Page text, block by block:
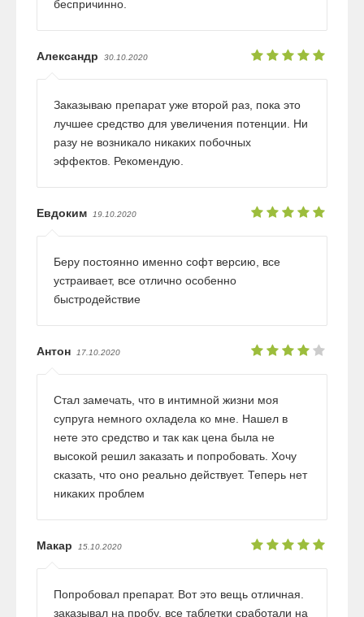
беспричинно.
Александр 30.10.2020
Заказываю препарат уже второй раз, пока это
лучшее средство для увеличения потенции. Ни
разу не возникало никаких побочных
эффектов. Рекомендую.
Евдоким 19.10.2020
Беру постоянно именно софт версию, все
устраивает, все отлично особенно
быстродействие
Антон 17.10.2020
Стал замечать, что в интимной жизни моя
супруга немного охладела ко мне. Нашел в
нете это средство и так как цена была не
высокой решил заказать и попробовать. Хочу
сказать, что оно реально действует. Теперь нет
никаких проблем
Макар 15.10.2020
Попробовал препарат. Вот это вещь отличная.
заказывал на пробу. все таблетки сработали на